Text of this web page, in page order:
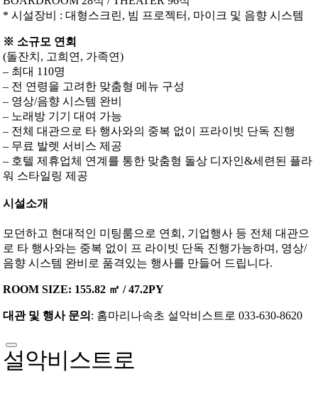
* 시설장비 : 대형스크린, 빔 프로젝터, 마이크 및 음향 시스템
※ 소규모 연회
(돌잔치, 고희연, 가족연)
– 최대 110명
– 전 연령을 고려한 맞춤형 메뉴 구성
– 영상/음향 시스템 완비
– 노래방 기기 대여 가능
– 전체 대관으로 타 행사와의 중복 없이 프라이빗 단독 진행
– 무료 발렛 서비스 제공
– 호텔 제휴업체 연계를 통한 맞춤형 돌상 디자인&세련된 플라
워 스타일링 제공
시설소개
모던하고 현대적인 미팅룸으로 연회, 기업행사 등 전체 대관으
로 타 행사와는 중복 없이 프 라이빗 단독 진행가능하며, 영상/
음향 시스템 완비로 품격있는 행사를 만들어 드립니다.
ROOM SIZE: 155.82 ㎡ / 47.2PY
대관 및 행사 문의 : 홈마리나속초 설악비스트로 033-630-8620
설악비스트로